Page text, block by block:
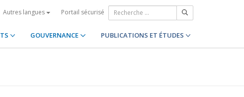
Autres langues Portail sécurisé
GOUVERNANCE PUBLICATIONS ET ÉTUDES